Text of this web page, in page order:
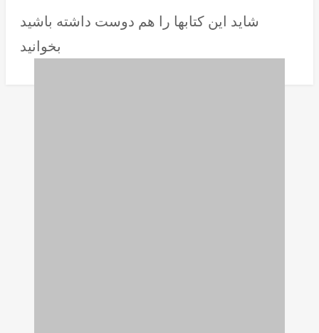
شاید این کتابها را هم دوست داشته باشید
بخوانید